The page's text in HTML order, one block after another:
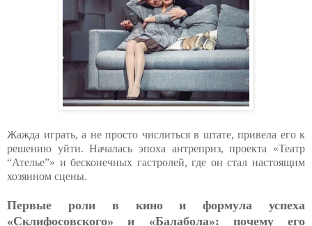
Жажда играть, а не просто числиться в штате, привела его к
решению уйти. Началась эпоха антреприз, проекта «Театр
“Ателье”» и бесконечных гастролей, где он стал настоящим
хозяином сцены.
Первые роли в кино и формула успеха
«Склифосовского» и «Балабола»: почему его